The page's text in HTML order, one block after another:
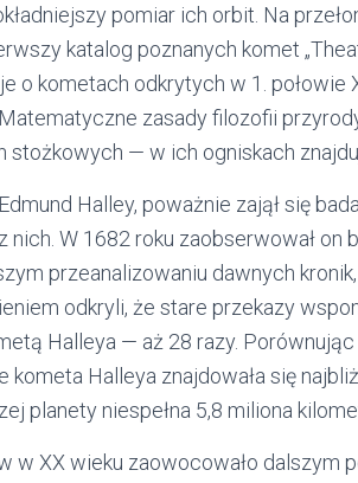
pomiar ich orbit. Na
katalog poznanych komet
o kometach odkrytych w 1. połowie
zasady filozofii
stożkowych — w ich ogniskach
Halley, poważnie zajął się
W 1682 roku zaobserwował on
przeanalizowaniu dawnych
odkryli, że stare przekazy
Halleya — aż 28 razy. Porównując
kometa Halleya znajdowała się
planety niespełna 5,8 miliona
w XX wieku zaowocowało dalszym